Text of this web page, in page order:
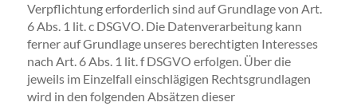
Verpflichtung erforderlich sind auf Grundlage von Art.
6 Abs. 1 lit. c DSGVO. Die Datenverarbeitung kann
ferner auf Grundlage unseres berechtigten Interesses
nach Art. 6 Abs. 1 lit. f DSGVO erfolgen. Über die
jeweils im Einzelfall einschlägigen Rechtsgrundlagen
wird in den folgenden Absätzen dieser